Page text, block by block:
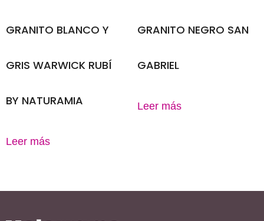
GRANITO BLANCO Y
GRIS WARWICK RUBÍ
BY NATURAMIA
Leer más
GRANITO NEGRO SAN
GABRIEL
Leer más